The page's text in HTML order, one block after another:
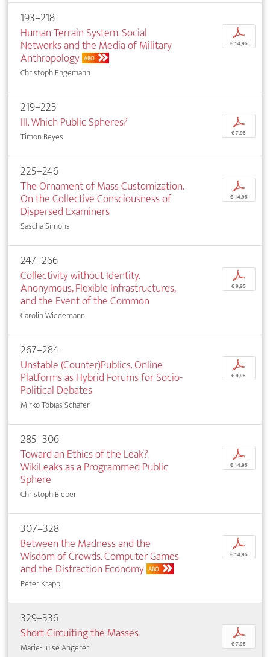
193–218
Human Terrain System. Social
Networks and the Media of Military
Anthropology ABO
Christoph Engemann
p
€ 14,95
219–223
III. Which Public Spheres?
Timon Beyes
p
€ 7,95
225–246
The Ornament of Mass Customization.
On the Collective Consciousness of
Dispersed Examiners
Sascha Simons
p
€ 14,95
247–266
Collectivity without Identity.
Anonymous, Flexible Infrastructures,
and the Event of the Common
Carolin Wiedemann
p
€ 9,95
267–284
Unstable (Counter)Publics. Online
Platforms as Hybrid Forums for Socio-
Political Debates
Mirko Tobias Schäfer
p
€ 9,95
285–306
Toward an Ethics of the Leak?.
WikiLeaks as a Programmed Public
Sphere
Christoph Bieber
p
€ 14,95
307–328
Between the Madness and the
Wisdom of Crowds. Computer Games
and the Distraction Economy ABO
Peter Krapp
p
€ 14,95
329–336
Short-Circuiting the Masses
Marie-Luise Angerer
p
€ 7,95